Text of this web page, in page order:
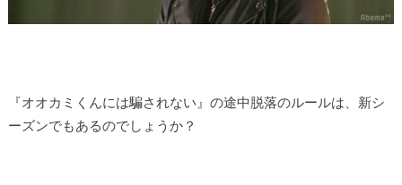
『オオカミくんには騙されない』の途中脱落のルールは、新シ
ーズンでもあるのでしょうか？